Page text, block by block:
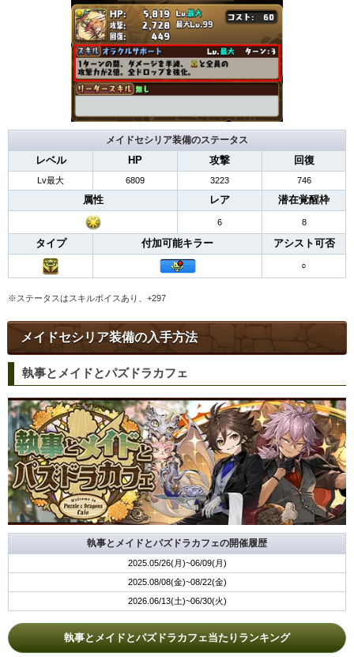
メイドセシリア装備のステータス
レベル
HP 攻撃 回復
Lv最大 6809 3223 746
属性 レア 潜在覚醒枠
6 8
タイプ 付加可能キラー アシスト可否
○
※ステータスはスキルボイスあり、+297
メイドセシリア装備の入手方法
執事とメイドとパズドラカフェ
執事とメイドとパズドラカフェの開催履歴
2025.05/26(月)~06/09(月)
2025.08/08(金)~08/22(金)
2026.06/13(土)~06/30(火)
執事とメイドとパズドラカフェ当たりランキング